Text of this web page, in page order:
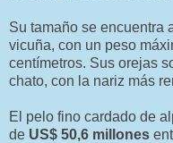
Su tamaño se encuentra
vicuña, con un peso
centímetros. Sus orejas
chato, con la nariz más
El pelo fino cardado de
de US$ 50,6 millones